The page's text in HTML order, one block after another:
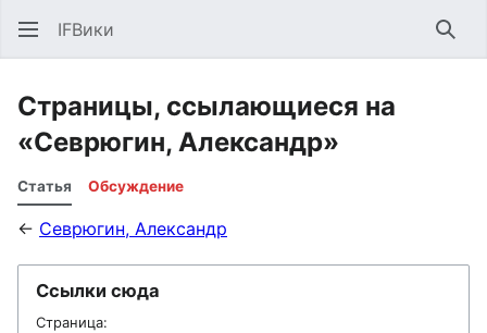
IFВики
Страницы, ссылающиеся на
«Севрюгин, Александр»
Статья Обсуждение
← Севрюгин, Александр
Ссылки сюда
Страница: